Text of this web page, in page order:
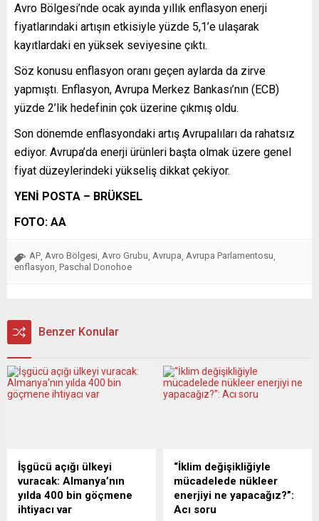
Avro Bölgesi’nde ocak ayında yıllık enflasyon enerji
fiyatlarındaki artışın etkisiyle yüzde 5,1’e ulaşarak
kayıtlardaki en yüksek seviyesine çıktı.
Söz konusu enflasyon oranı geçen aylarda da zirve
yapmıştı. Enflasyon, Avrupa Merkez Bankası’nın (ECB)
yüzde 2’lik hedefinin çok üzerine çıkmış oldu.
Son dönemde enflasyondaki artış Avrupalıları da rahatsız
ediyor. Avrupa’da enerji ürünleri başta olmak üzere genel
fiyat düzeylerindeki yükseliş dikkat çekiyor.
YENİ POSTA – BRÜKSEL
FOTO: AA
AP Avro Bölgesi Avro Grubu Avrupa Avrupa Parlamentosu
enflasyon Paschal Donohoe
Benzer Konular
İşgücü açığı ülkeyi
vuracak: Almanya’nın
yılda 400 bin göçmene
ihtiyacı var
“İklim değişikliğiyle
mücadelede nükleer
enerjiyi ne yapacağız?”:
Acı soru